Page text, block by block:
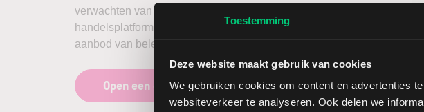
Toestemming
Deze website maakt gebruik van cookies
We gebruiken cookies om content en advertenties
websiteverkeer te analyseren. Ook delen we
verwachten van een broker. Een stabiel en intuïtief
handelsplatform, scherpe tarieven en een zeer uitgebreid
aanbod van beleggingsproducten en beurzen.
Open een effectenrekening